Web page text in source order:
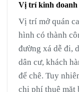
Vị trí kinh doanh
Vị trí mở quán
hình có thành
đường xá dễ đi,
dân cư, khách
để chê. Tuy
chi phí thuê mặt